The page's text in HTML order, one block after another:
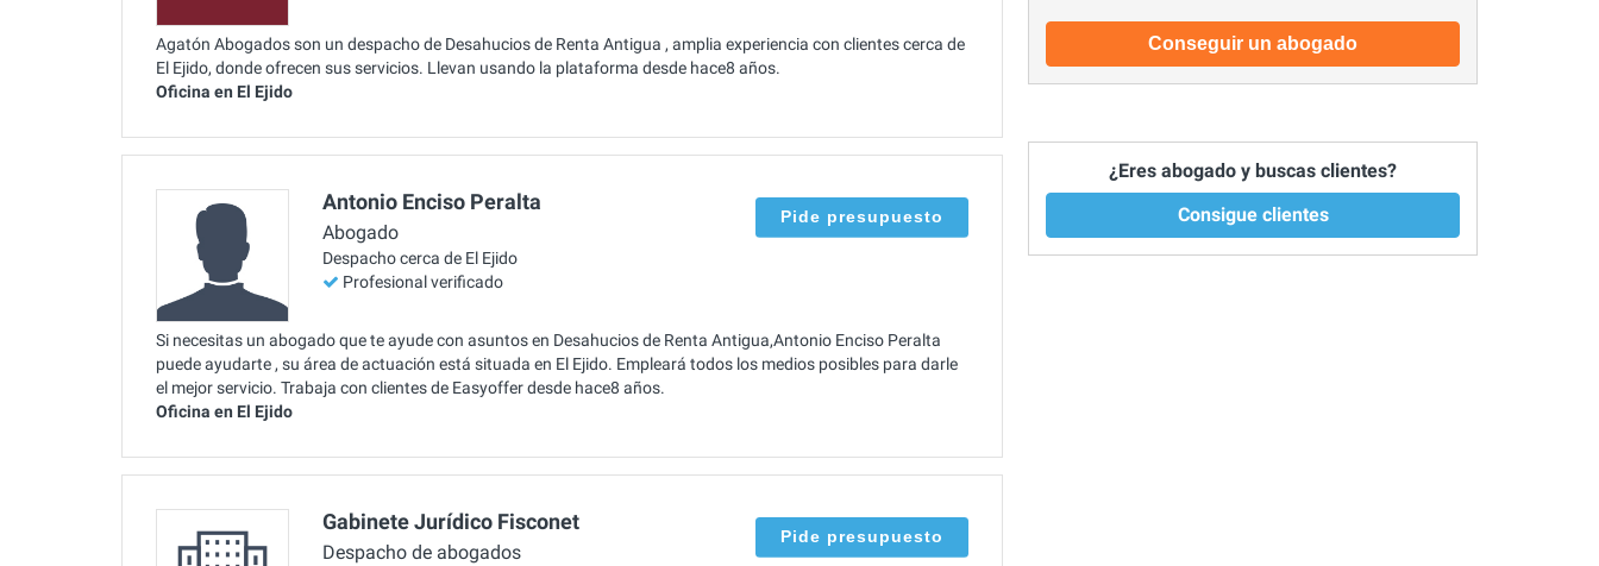
Agatón Abogados son un despacho de Desahucios de Renta Antigua , amplia experiencia con clientes cerca de
El Ejido, donde ofrecen sus servicios. Llevan usando la plataforma desde hace8 años.
Oficina en El Ejido
Antonio Enciso Peralta
Abogado
Despacho cerca de El Ejido
Profesional verificado
Pide presupuesto
Si necesitas un abogado que te ayude con asuntos en Desahucios de Renta Antigua,Antonio Enciso Peralta
puede ayudarte , su área de actuación está situada en El Ejido. Empleará todos los medios posibles para darle
el mejor servicio. Trabaja con clientes de Easyoffer desde hace8 años.
Oficina en El Ejido
Gabinete Jurídico Fisconet
Despacho de abogados
Pide presupuesto
Conseguir un abogado
¿Eres abogado y buscas clientes?
Consigue clientes